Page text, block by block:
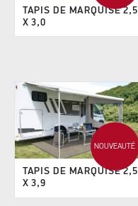
TAPIS DE MARQUISE 2,5
X 3,0
NOUVEAUTÉ
TAPIS DE MARQUISE 2,5
X 3,9